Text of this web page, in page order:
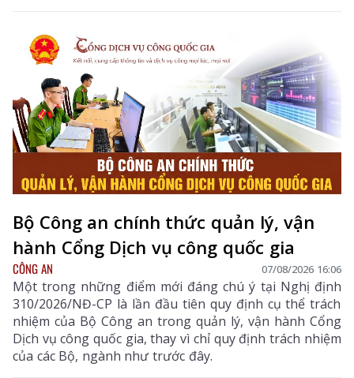
Bộ Công an chính thức quản lý, vận
hành Cổng Dịch vụ công quốc gia
CÔNG AN 07/08/2026 16:06
Một trong những điểm mới đáng chú ý tại Nghị định
310/2026/NĐ-CP là lần đầu tiên quy định cụ thể trách
nhiệm của Bộ Công an trong quản lý, vận hành Cổng
Dịch vụ công quốc gia, thay vì chỉ quy định trách nhiệm
của các Bộ, ngành như trước đây.